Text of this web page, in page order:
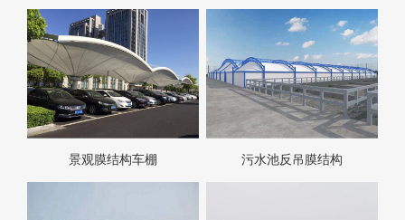
景观膜结构车棚 污水池反吊膜结构